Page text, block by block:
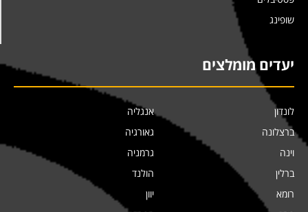
שופינג
יעדים מומלצים
לונדון
ברצלונה
וינה
ברלין
רומא
אנגליה
גאורגיה
גרמניה
הולנד
יוון